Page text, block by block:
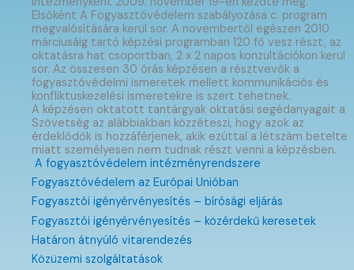
Elsőként A Fogyasztóvédelem szabályozása c. program
megvalósítására kerül sor. A novembertől egészen 2010
márciusáig tartó képzési programban 120 fő vesz részt, az
oktatásra hat csoportban, 2 x 2 napos konzultációkon kerül
sor. Az összesen 30 órás képzésen a résztvevők a
fogyasztóvédelmi ismeretek mellett kommunikációs és
konfliktuskezelési ismeretekre is szert tehetnek.
A képzésen oktatott tantárgyak oktatási segédanyagait a
Szövetség az alábbiakban közzéteszi, hogy azok az
érdeklődők is hozzáférjenek, akik ezúttal a létszám betelte
miatt személyesen nem tudnak részt venni a képzésben.
A fogyasztóvédelem intézményrendszere
Fogyasztóvédelem az Európai Unióban
Fogyasztói igényérvényesítés – bírósági eljárás
Fogyasztói igényérvényesítés – közérdekű keresetek
Határon átnyúló vitarendezés
Közüzemi szolgáltatások